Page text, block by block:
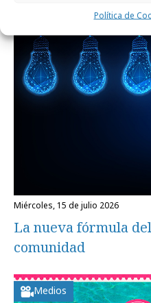
Política de
Formación y estudios
miércoles, 15 de julio 2026
La nueva fórmula
comunidad
Medios